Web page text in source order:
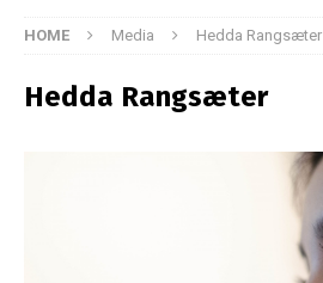
HOME Media Hedda Rangsæter
Hedda Rangsæter